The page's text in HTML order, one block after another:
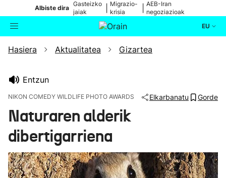
Albiste dira
Gasteizko
jaiak
Migrazio-
krisia
AEB-Iran
negoziazioak
EU
Bilatzailea Aktualitatea
Ikusmiran
Eguraldia
Hasiera Aktualitatea Gizartea
Entzun
NIKON COMEDY WILDLIFE PHOTO AWARDS Elkarbanatu Gorde
Naturaren alderik
dibertigarriena